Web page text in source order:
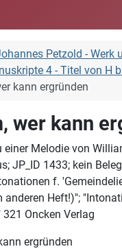
Petzold - Werk
4 - Titel von H
kann ergründen
wer kann
Melodie von
JP_ID 1433; kein
f.
anderen Heft!)";
321 Oncken Verlag